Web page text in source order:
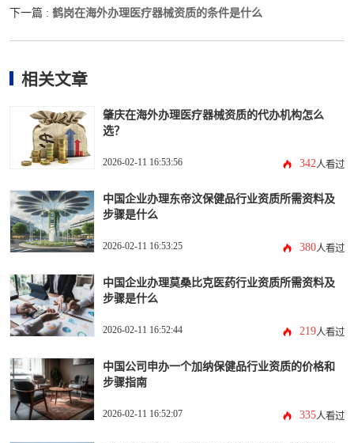
下一篇 : 鹤岗在海外办理医疗器械资质的条件是什么
相关文章
肇庆在海外办理医疗器械资质的代办机构怎么
选？
2026-02-11 16:53:56 342人看过
中国企业办理东帝汶保健品行业资质所需资料及
步骤是什么
2026-02-11 16:53:25 380人看过
中国企业办理莫桑比克医药行业资质所需资料及
步骤是什么
2026-02-11 16:52:44 219人看过
中国公司申办一个加纳保健品行业资质的价格和
步骤指南
2026-02-11 16:52:07 335人看过